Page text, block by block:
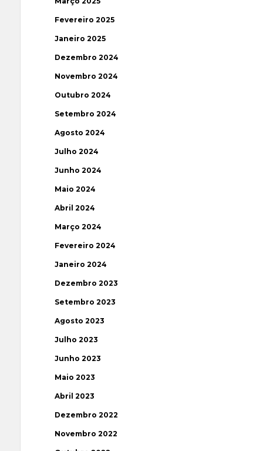
Fevereiro 2025
Janeiro 2025
Dezembro 2024
Novembro 2024
Outubro 2024
Setembro 2024
Agosto 2024
Julho 2024
Junho 2024
Maio 2024
Abril 2024
Março 2024
Fevereiro 2024
Janeiro 2024
Dezembro 2023
Setembro 2023
Agosto 2023
Julho 2023
Junho 2023
Maio 2023
Abril 2023
Dezembro 2022
Novembro 2022